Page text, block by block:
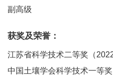
副高级
获奖及荣誉：
江苏省科学技术二等奖（
中国土壤学会科学技术一等奖